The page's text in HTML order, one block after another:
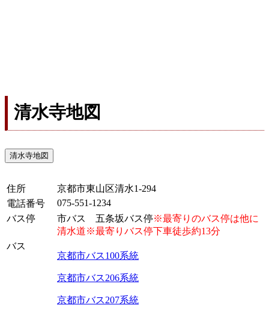
清水寺地図
清水寺地図
住所
京都市東山区清水1-294
電話番号
075-551-1234
バス停
市バス 五条坂バス停※最寄りのバス停は他に
清水道※最寄りバス停下車徒歩約13分
バス
京都市バス100系統
京都市バス206系統
京都市バス207系統